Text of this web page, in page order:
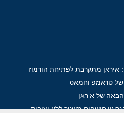
איראן מתקרבת לפתיחת הורמוז
של טראמפ וחמאס
הבאה של איראן
חושפים משטר ללא יציבות